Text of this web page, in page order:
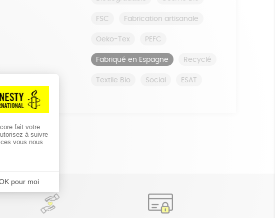
FSC Fabrication artisanale
Oeko-Tex PEFC
Fabriqué en Espagne Recyclé
Textile Bio Social ESAT